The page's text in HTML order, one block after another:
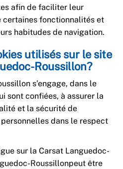
afin de faciliter leur
certaines fonctionnalités et
habitudes de navigation.
utilisés sur le site
Roussillon?
s’engage, dans le
sont confiées, à assurer la
et la sécurité de
personnelles dans le respect
sur la Carsat Languedoc-
Roussillonpeut être